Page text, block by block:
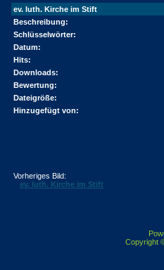
ev. luth. Kirche im Stift
Beschreibung:
Schlüsselwörter:
Datum:
Hits:
Downloads:
Bewertung:
Dateigröße:
Hinzugefügt von:
Vorheriges Bild:
ev. luth. Kirche im Stift
Copyright